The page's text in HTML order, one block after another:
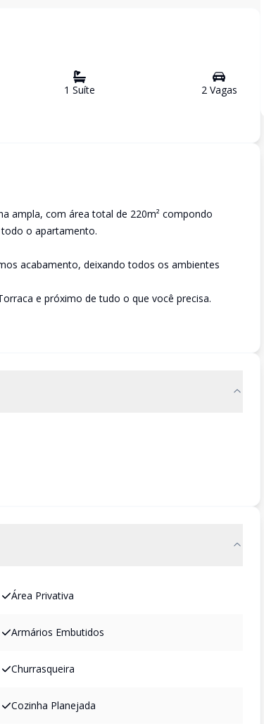
1 Suíte 2Vagas
ampla, com área total de 220m² compondo
o apartamento.
acabamento, deixando todos os ambientes
e próximo de tudo o que você precisa.
Área Privativa
Armários Embutidos
Churrasqueira
Cozinha Planejada